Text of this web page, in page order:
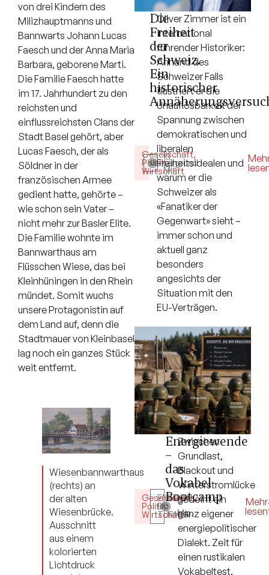
von drei Kindern des
Milizhauptmanns und
Bannwarts Johann Lucas
Faesch und der Anna Maria
Barbara, geborene Marti.
Die Familie Faesch hatte
im 17. Jahrhundert zu den
reichsten und
einflussreichsten Clans der
Stadt Basel gehört, aber
Lucas Faesch, der als
Söldner in der
französischen Armee
gedient hatte, gehörte –
wie schon sein Vater –
nicht mehr zur Basler Elite.
Die Familie wohnte im
Bannwarthaus am
Flüsschen Wiese, das bei
Kleinhüningen in den Rhein
mündet. Somit wuchs
unsere Protagonistin auf
dem Land auf, denn die
Stadtmauer von Kleinbasel
lag noch ein ganzes Stück
weit entfernt.
Wiesenbannwarthaus
(rechts) an
der alten
Wiesenbrücke.
Ausschnitt
aus einem
kolorierten
Lichtdruck
Gesellschaft,
Politik,
Wirtschaft
Hintergrund
13
Min.
Die
Freiheit
der
Schweiz.
Ein
historischer
Oliver Zimmer ist ein
international
führender Historiker:
Anhand des
Schweizer Falls
illustriert er die
Unauflösbarkeit der
Spannung zwischen
demokratischen und
liberalen
Freiheitsidealen und
warum er die
Schweizer als
«Fanatiker der
Gegenwart» sieht –
immer schon und
aktuell ganz
besonders
angesichts der
Situation mit den
EU-Verträgen.
Gesellschaft,
Politik,
Wirtschaft
ENERGY
BY
TURNER
5
Min.
Energiewende
–
das
Vokabel-
Bootcamp
Zwischen
Grundlast,
Blackout und
Winterstromlücke
gedeiht ein
ganz eigener
energiepolitischer
Dialekt. Zeit für
einen rustikalen
Vokabeltest.
Mehr
lesen